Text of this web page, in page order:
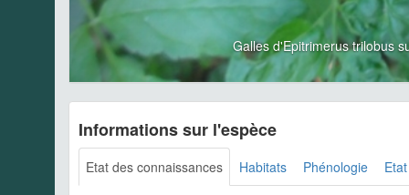
Galles d'Epitrimerus trilobus
Informations sur l'espèce
Etat des connaissances Habitats Phénologie